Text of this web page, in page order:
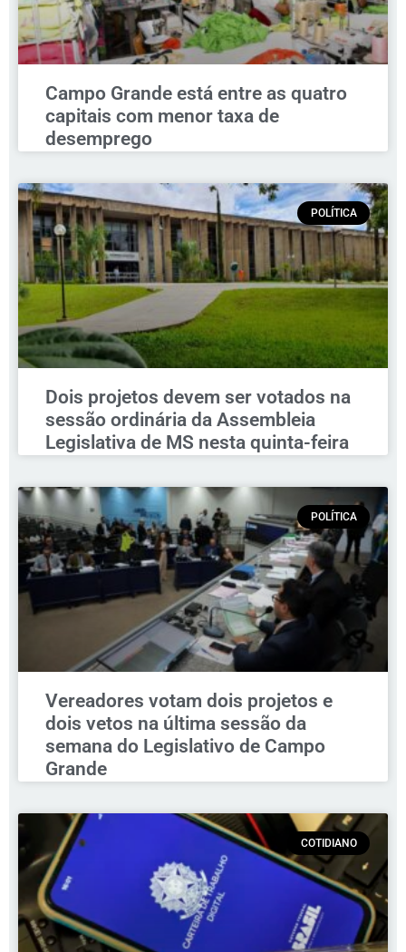
Campo Grande está entre as quatro
capitais com menor taxa de
desemprego
POLÍTICA
Dois projetos devem ser votados na
sessão ordinária da Assembleia
Legislativa de MS nesta quinta-feira
POLÍTICA
Vereadores votam dois projetos e
dois vetos na última sessão da
semana do Legislativo de Campo
Grande
COTIDIANO